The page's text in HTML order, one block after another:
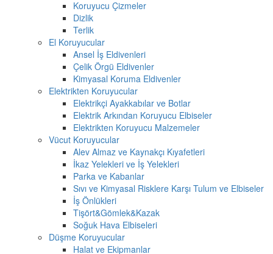
Koruyucu Çizmeler
Dizlik
Terlik
El Koruyucular
Ansel İş Eldivenleri
Çelik Örgü Eldivenler
Kimyasal Koruma Eldivenler
Elektrikten Koruyucular
Elektrikçi Ayakkabılar ve Botlar
Elektrik Arkından Koruyucu Elbiseler
Elektrikten Koruyucu Malzemeler
Vücut Koruyucular
Alev Almaz ve Kaynakçı Kıyafetleri
İkaz Yelekleri ve İş Yelekleri
Parka ve Kabanlar
Sıvı ve Kimyasal Risklere Karşı Tulum ve Elbiseler
İş Önlükleri
Tişört&Gömlek&Kazak
Soğuk Hava Elbiseleri
Düşme Koruyucular
Halat ve Ekipmanlar